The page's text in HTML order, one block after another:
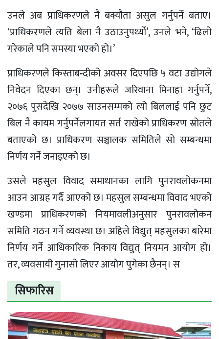
उनले अब प्राधिकरणले नै बक्यौता असुल गर्नुपर्ने बताए।
‘प्राधिकरणले त्यति बेला नै उठाउनुपर्थ्यो’, उनले भने, ‘ढिलो
गरेकाले पनि समस्या भएको हो।’
प्राधिकरणले किस्ताबन्दीको अवसर दिएपछि ५ वटा उद्योगले
निवेदन दिएका छन्। उनीहरूले जरिवाना मिनाहा गर्नुपर्ने,
२०७६ पुसदेखि २०७७ साउनसम्मको त्यो बिललाई पनि छुट
बिल नै कायम गर्नुपर्नेलगायत सर्त राखेको प्राधिकरण स्रोतले
बताएको छ। प्राधिकरण सञ्चालक समितिले सो सम्बन्धमा
निर्णय गर्ने जनाइएको छ।
उसले महसुल विवाद समाधानका लागि पुनरावलोकनमा
आउन आग्रह गर्दै आएको छ। महसुल सम्बन्धमा विवाद भएको
खण्डमा प्राधिकरणको नियमावलीअनुसार पुनरावलोकन
समिति गठन गर्ने व्यवस्था छ। अहिले विद्युत् महसुलका बारेमा
निर्णय गर्ने आधिकारिक निकाय विद्युत् नियमन आयोग हो।
तर, व्यवसायी गुनासो लिएर आयोग पुगेका छैनन्। स
सिफारिस